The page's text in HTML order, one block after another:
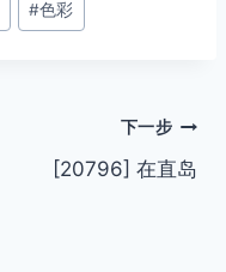
#色彩
下一步
[20796] 在直岛